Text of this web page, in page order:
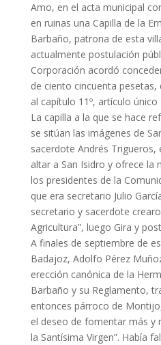
Amo, en el acta municipal
en ruinas una Capilla de la
Barbaño, patrona de esta
actualmente postulación
Corporación acordó
de ciento cincuenta
al capítulo 11º, artículo
La capilla a la que se hace
se sitúan las imágenes de
sacerdote Andrés Trigueros,
altar a San Isidro y ofrece la
los presidentes de la
que era secretario Julio
secretario y sacerdote
Agricultura”, luego Gira y
A finales de septiembre de
Badajoz, Adolfo Pérez
erección canónica de la
Barbaño y su Reglamento,
entonces párroco de
el deseo de fomentar más y
la Santísima Virgen”. Había